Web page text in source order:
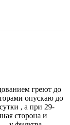
греют до
опускаю до
, а при 29-
сторона и